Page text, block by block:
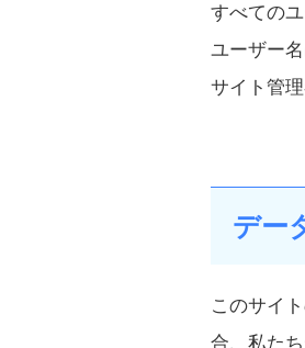
すべての
ユーザー
サイト管
デー
このサイ
合、私た